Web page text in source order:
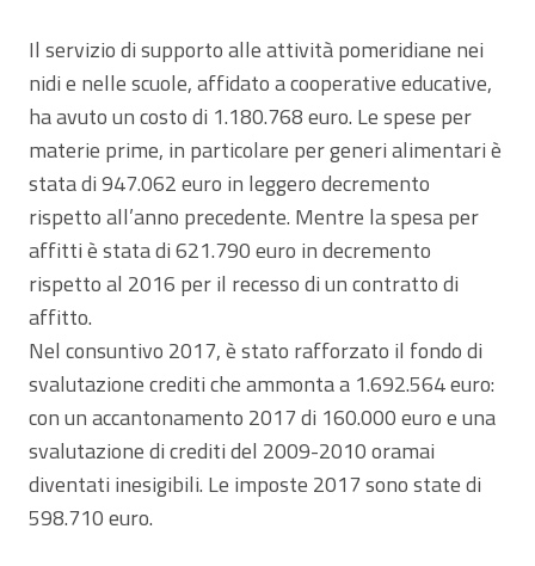
Il servizio di supporto alle attività pomeridiane nei
nidi e nelle scuole, affidato a cooperative educative,
ha avuto un costo di 1.180.768 euro. Le spese per
materie prime, in particolare per generi alimentari è
stata di 947.062 euro in leggero decremento
rispetto all’anno precedente. Mentre la spesa per
affitti è stata di 621.790 euro in decremento
rispetto al 2016 per il recesso di un contratto di
affitto.
Nel consuntivo 2017, è stato rafforzato il fondo di
svalutazione crediti che ammonta a 1.692.564 euro:
con un accantonamento 2017 di 160.000 euro e una
svalutazione di crediti del 2009-2010 oramai
diventati inesigibili. Le imposte 2017 sono state di
598.710 euro.